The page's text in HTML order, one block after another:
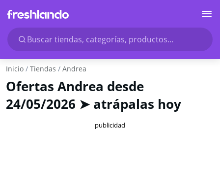
Buscar tiendas, categorías, productos...
Inicio Tiendas Andrea
Ofertas Andrea desde
24/05/2026 ➤ atrápalas hoy
publicidad